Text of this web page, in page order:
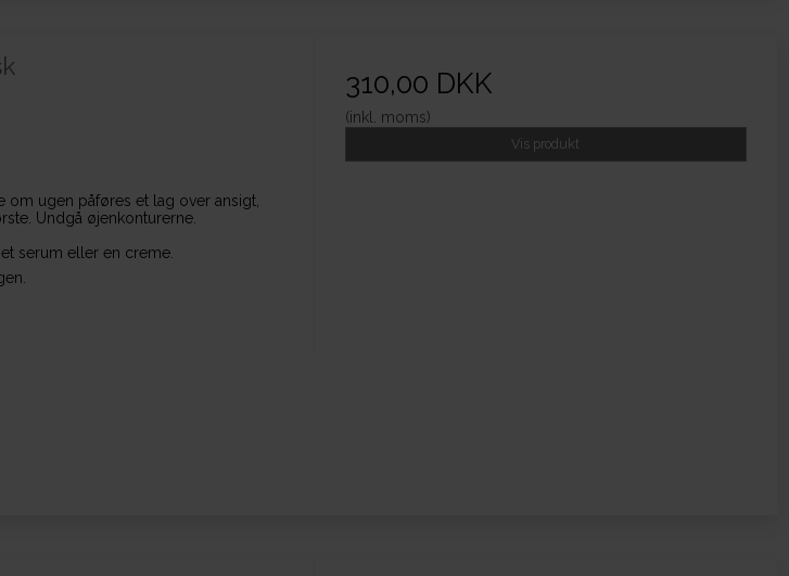
om ugen påføres et lag over ansigt,
Undgå øjenkonturerne.
serum eller en creme.
310,00 DKK
(inkl. moms)
Vis produkt